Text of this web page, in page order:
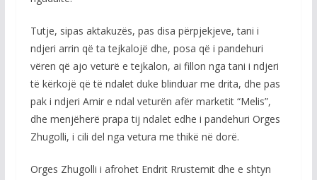
Tutje, sipas aktakuzës, pas disa përpjekjeve, tani i
ndjeri arrin që ta tejkalojë dhe, posa që i pandehuri
vëren që ajo veturë e tejkalon, ai fillon nga tani i ndjeri
të kërkojë që të ndalet duke blinduar me drita, dhe pas
pak i ndjeri Amir e ndal veturën afër marketit “Melis”,
dhe menjëherë prapa tij ndalet edhe i pandehuri Orges
Zhugolli, i cili del nga vetura me thikë në dorë.
Orges Zhugolli i afrohet Endrit Rrustemit dhe e shtyn